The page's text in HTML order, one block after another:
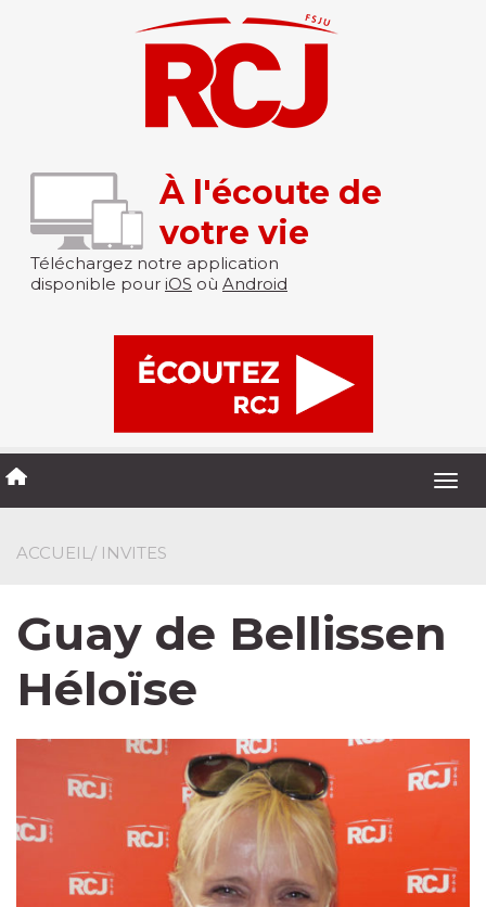
À l'écoute de
votre vie
Téléchargez notre application
disponible pour iOS où Android
ACCUEIL/ INVITES
Guay de Bellissen
Héloïse